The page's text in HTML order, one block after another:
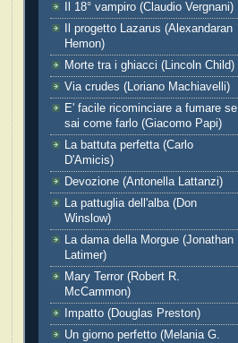
Il 18° vampiro (Claudio Vergnani)
Il progetto Lazarus (Alexandaran
Hemon)
Morte tra i ghiacci (Lincoln Child)
Via crudes (Loriano Machiavelli)
E' facile ricominciare a fumare se
sai come farlo (Giacomo Papi)
La battuta perfetta (Carlo
D'Amicis)
Devozione (Antonella Lattanzi)
La pattuglia dell'alba (Don
Winslow)
La dama della Morgue (Jonathan
Latimer)
Mary Terror (Robert R.
McCammon)
Impatto (Douglas Preston)
Un giorno perfetto (Melania G.